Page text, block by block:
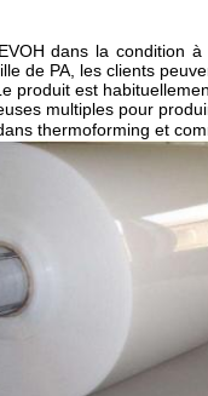
dans la condition
de PA, les clients
produit est
multiples pour
thermoforming et